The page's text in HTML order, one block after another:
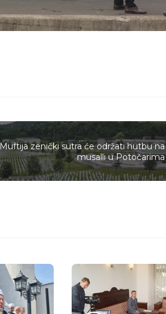
Muftija zenički sutra će održati hutbu na
musalli u Potočarima